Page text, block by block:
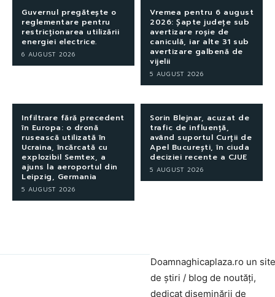
Guvernul pregătește o
reglementare pentru
restricționarea utilizării
energiei electrice.
6 AUGUST 2026
Vremea pentru 6 august
2026: Șapte județe sub
avertizare roșie de
caniculă, iar alte 31 sub
avertizare galbenă de
vijelii
5 AUGUST 2026
Infiltrare fără precedent
în Europa: o dronă
rusească utilizată în
Ucraina, încărcată cu
explozibil Semtex, a
ajuns la aeroportul din
Leipzig, Germania
5 AUGUST 2026
Sorin Blejnar, acuzat de
trafic de influență,
având suportul Curții de
Apel București, în ciuda
deciziei recente a CJUE
5 AUGUST 2026
Doamnaghicaplaza.ro un site
de știri / blog de noutăți,
dedicat diseminării de